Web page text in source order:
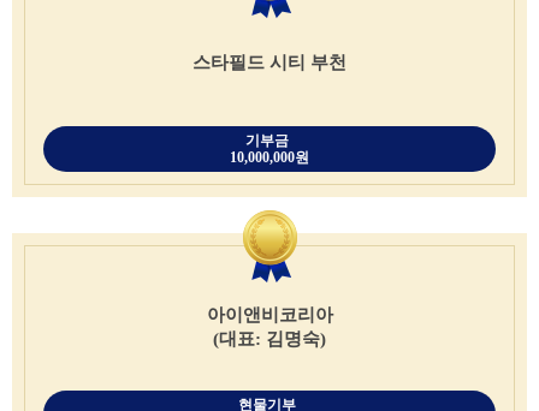
스타필드 시티 부천
기부금
10,000,000원
아이앤비코리아
(대표: 김명숙)
현물기부